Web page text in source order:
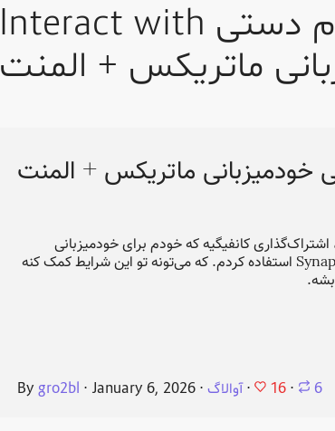
Interact with کانفیگ دم دستی
ماتریکس + المنت
خودمیزبانی ماتریکس + المنت
کانفیگیه که خودم برای خودمیزبانی
(سلف‌هاست) ماتریکس یا دقیق‌تر بگم Synapse استفاده کردم. که می‌تونه تو این شرایط کمک کنه
By gro2bl ⋅ January 6, 2026⋅ آوالاگ⋅ 16 ⋅ 6